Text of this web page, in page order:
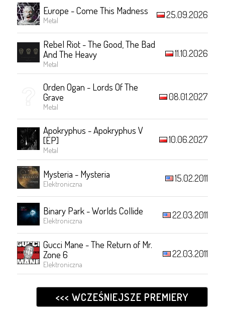
Europe - Come This Madness
Metal 25.09.2026
Rebel Riot - The Good, The Bad
And The Heavy
Metal
11.10.2026
Orden Ogan - Lords Of The
Grave
Metal
08.01.2027
Apokryphus - Apokryphus V
[EP]
Metal
10.06.2027
Mysteria - Mysteria
Elektroniczna 15.02.2011
Binary Park - Worlds Collide
Elektroniczna 22.03.2011
Gucci Mane - The Return of Mr.
Zone 6
Elektroniczna
22.03.2011
<<< WCZEŚNIEJSZE PREMIERY